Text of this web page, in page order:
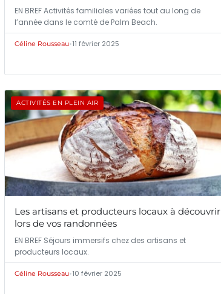
EN BREF Activités familiales variées tout au long de
l’année dans le comté de Palm Beach.
Céline Rousseau•11 février 2025
ACTIVITÉS EN PLEIN AIR
Les artisans et producteurs locaux à découvrir
lors de vos randonnées
EN BREF Séjours immersifs chez des artisans et
producteurs locaux.
Céline Rousseau•10 février 2025